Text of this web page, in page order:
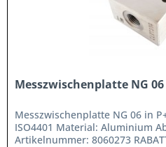
Messzwischenplatte NG
Messzwischenplatte NG 06 in
ISO4401 Material: Aluminium
Artikelnummer: 8060273